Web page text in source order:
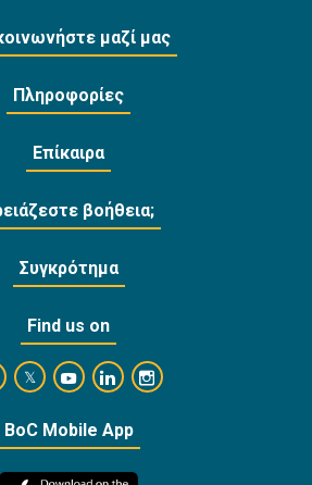
μαζί μας
Πληροφορίες
Επίκαιρα
βοήθεια;
Συγκρότημα
Find us on
https://www.facebook.com/
https://twitter.com/bankofcyprus_
https://www.youtube.com/user/
https://www.linkedin.com/
https://
BoC Mobile App